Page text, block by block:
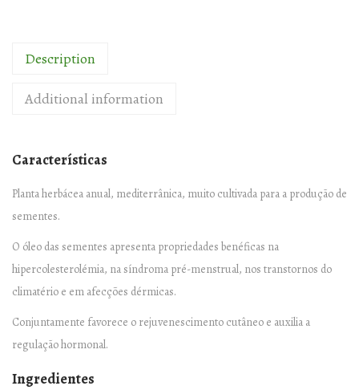
E
1
m
g
–
9
0
á
p
s
Description
Additional information
Características
Planta herbácea anual, mediterrânica, muito cultivada para a produção de
sementes.
O óleo das sementes apresenta propriedades benéficas na
hipercolesterolémia, na síndroma pré-menstrual, nos transtornos do
climatério e em afecções dérmicas.
Conjuntamente favorece o rejuvenescimento cutâneo e auxilia a
regulação hormonal.
Ingredientes